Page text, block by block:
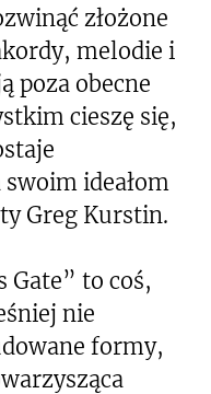
złożone
melodie i
poza obecne
cieszę się,
ideałom
Greg Kurstin.
Gate” to coś,
nie
formy,